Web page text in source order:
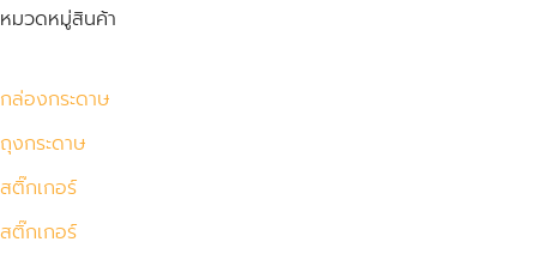
หมวดหมู่สินค้า
กล่องกระดาษ
ถุงกระดาษ
สติ๊กเกอร์
สติ๊กเกอร์